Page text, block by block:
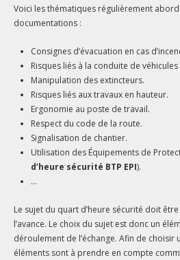
Voici les thématiques régulièrement
documentations :
Consignes d’évacuation en cas
Risques liés à la conduite de
Manipulation des extincteurs.
Risques liés aux travaux en hauteur.
Ergonomie au poste de travail.
Respect du code de la route.
Signalisation de chantier.
Utilisation des Équipements de
d’heure sécurité BTP EPI).
…
Le sujet du quart d’heure sécurité doit
l’avance. Le choix du sujet est donc un
déroulement de l’échange. Afin de choisir
éléments sont à prendre en compte